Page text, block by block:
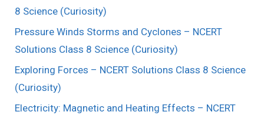
8 Science (Curiosity)
Pressure Winds Storms and Cyclones – NCERT
Solutions Class 8 Science (Curiosity)
Exploring Forces – NCERT Solutions Class 8 Science
(Curiosity)
Electricity: Magnetic and Heating Effects – NCERT